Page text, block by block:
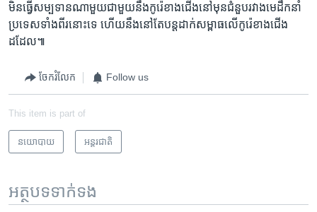
មិន​ធ្វើ​សម្បទាន​ណា​មួយ​ជាមួយ​នឹង​កូរ៉េ​ខាង​ជើង​នៅ​មុន​ជំនួប​រវាង​មេដឹកនាំ​
ប្រទេស​ទាំង​ពីរ​នោះ​ទេ ហើយ​នឹង​នៅតែ​បន្ត​ដាក់​សម្ពាធ​លើ​កូរ៉េ​ខាង​ជើង​
ដដែល៕
ចែករំលែក Follow us
This item is part of
នយោបាយ អន្តរជាតិ
អត្ថបទ​ទាក់ទង